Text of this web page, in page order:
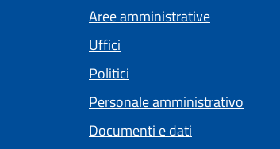
Aree amministrative
Uffici
Politici
Personale amministrativo
Documenti e dati